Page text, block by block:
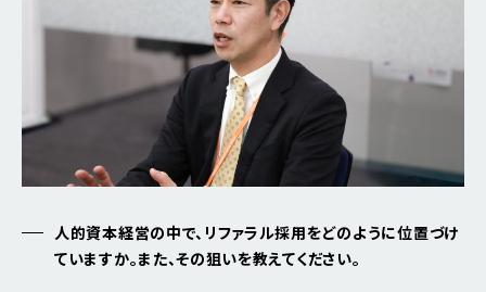
人的資本経営の中で、リファラル採用をどのように位置づけ
ていますか。また、その狙いを教えてください。